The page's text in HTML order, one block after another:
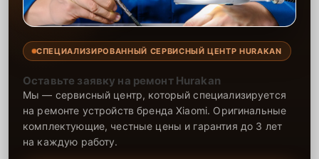
СПЕЦИАЛИЗИРОВАННЫЙ СЕРВИСНЫЙ ЦЕНТР HURAKAN
Оставьте заявку на ремонт Hurakan
Мы — сервисный центр, который специализируется
на ремонте устройств бренда Xiaomi. Оригинальные
комплектующие, честные цены и гарантия до 3 лет
на каждую работу.